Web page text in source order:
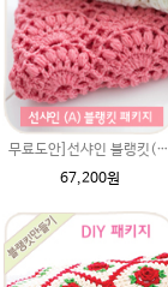
무료도안]선샤인 블랭킷(에이미울 뜨개실로 제작) DIY 재료 패키지(뜨개실 12타래+도안증정)/아기이불 코바늘뜨기/베이비 이불뜨기 / 손뜨개블랭킷 부드러운 털실
67,200원